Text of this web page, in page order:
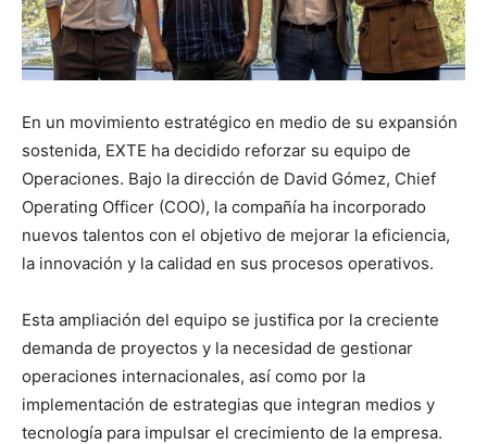
En un movimiento estratégico en medio de su expansión
sostenida, EXTE ha decidido reforzar su equipo de
Operaciones. Bajo la dirección de David Gómez, Chief
Operating Officer (COO), la compañía ha incorporado
nuevos talentos con el objetivo de mejorar la eficiencia,
la innovación y la calidad en sus procesos operativos.
Esta ampliación del equipo se justifica por la creciente
demanda de proyectos y la necesidad de gestionar
operaciones internacionales, así como por la
implementación de estrategias que integran medios y
tecnología para impulsar el crecimiento de la empresa.